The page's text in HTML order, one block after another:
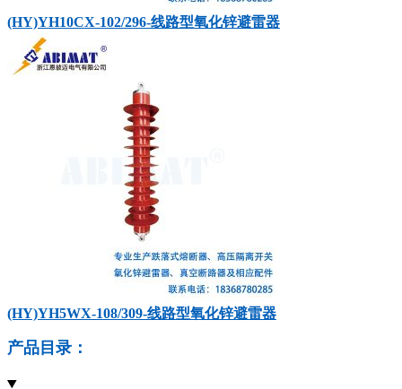
(HY)YH10CX-102/296-线路型氧化锌避雷器
(HY)YH5WX-108/309-线路型氧化锌避雷器
产品目录：